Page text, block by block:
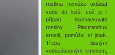
rostlina nemůže ukládat
vodu do listů, což je i
případ hluchavkovité
rostliny Plectranthus
ernstii, pomůže si jinak.
Třeba tlustým
vodozásobným kmenem,